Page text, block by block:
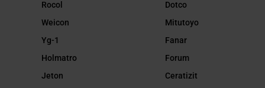
Rocol
Weicon
Yg-1
Holmatro
Jeton
Dotco
Mitutoyo
Fanar
Forum
Ceratizit